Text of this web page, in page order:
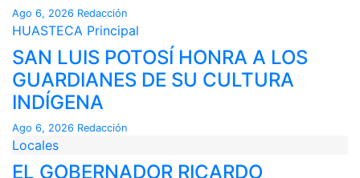
Ago 6, 2026 Redacción
HUASTECA Principal
SAN LUIS POTOSÍ HONRA A LOS
GUARDIANES DE SU CULTURA
INDÍGENA
Ago 6, 2026 Redacción
Locales
EL GOBERNADOR RICARDO